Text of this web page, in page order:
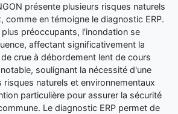
présente plusieurs risques naturels
comme en témoigne le diagnostic ERP.
préoccupants, l'inondation se
affectant significativement la
crue à débordement lent de cours
soulignant la nécessité d'une
risques naturels et environnementaux
particulière pour assurer la sécurité
Le diagnostic ERP permet de